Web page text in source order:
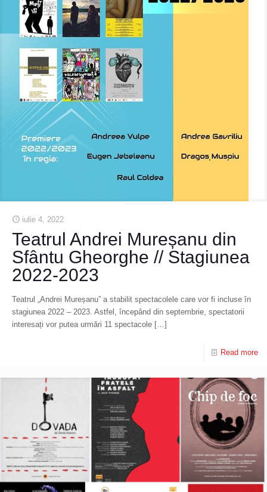
iulie 4, 2022
Teatrul Andrei Mureșanu din
Sfântu Gheorghe // Stagiunea
2022-2023
Teatrul „Andrei Mureșanu” a stabilit spectacolele care vor fi incluse în
stagiunea 2022 – 2023. Astfel, începând din septembrie, spectatorii
interesați vor putea urmări 11 spectacole […]
Read more